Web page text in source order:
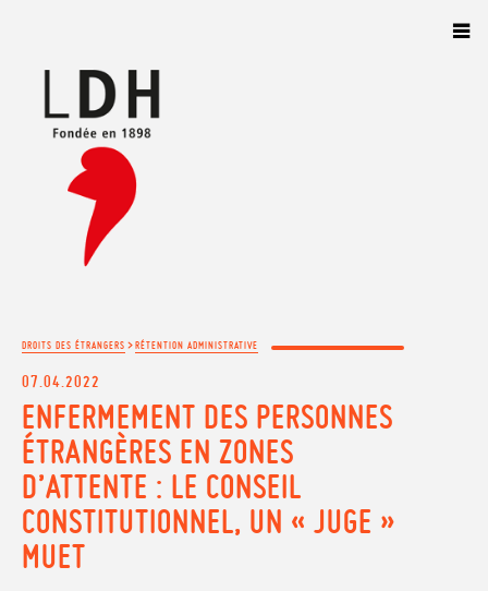
DROITS DES ÉTRANGERS >RÉTENTION ADMINISTRATIVE
07.04.2022
ENFERMEMENT DES PERSONNES
ÉTRANGÈRES EN ZONES
D’ATTENTE : LE CONSEIL
CONSTITUTIONNEL, UN « JUGE »
MUET